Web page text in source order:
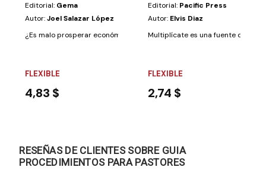
Editorial: Gema
Autor:Joel Salazar López
¿Es malo prosperar económicamente? ¿Por qué muchos creyentes
FLEXIBLE
4,83 $
Editorial: Pacific Press
Autor: Elvis Diaz
Multiplícate es una fuente de
FLEXIBLE
2,74 $
RESEÑAS DE CLIENTES SOBRE GUIA
PROCEDIMIENTOS PARA PASTORES